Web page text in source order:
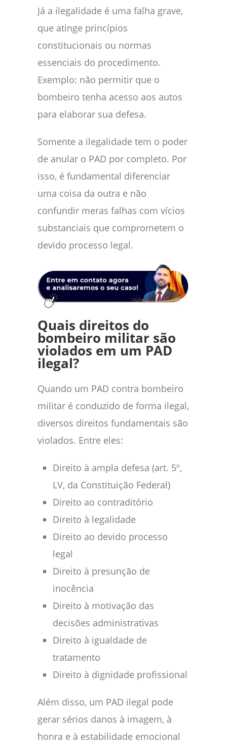
Já a ilegalidade é uma falha grave,
que atinge princípios
constitucionais ou normas
essenciais do procedimento.
Exemplo: não permitir que o
bombeiro tenha acesso aos autos
para elaborar sua defesa.
Somente a ilegalidade tem o poder
de anular o PAD por completo. Por
isso, é fundamental diferenciar
uma coisa da outra e não
confundir meras falhas com vícios
substanciais que comprometem o
devido processo legal.
Quais direitos do
bombeiro militar são
violados em um PAD
ilegal?
Quando um PAD contra bombeiro
militar é conduzido de forma ilegal,
diversos direitos fundamentais são
violados. Entre eles:
Direito à ampla defesa (art. 5º,
LV, da Constituição Federal)
Direito ao contraditório
Direito à legalidade
Direito ao devido processo
legal
Direito à presunção de
inocência
Direito à motivação das
decisões administrativas
Direito à igualdade de
tratamento
Direito à dignidade profissional
Além disso, um PAD ilegal pode
gerar sérios danos à imagem, à
honra e à estabilidade emocional